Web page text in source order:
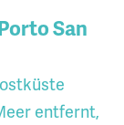
San
entfernt,